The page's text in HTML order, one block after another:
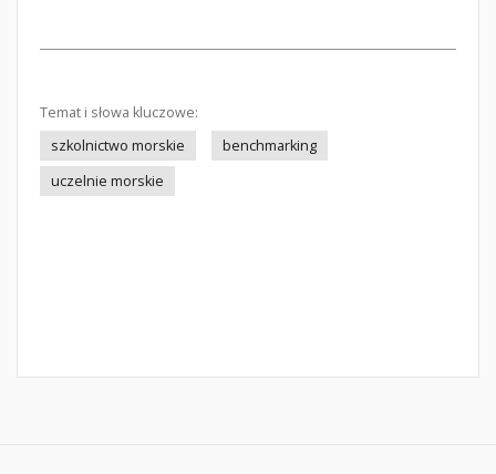
Temat i słowa kluczowe:
szkolnictwo morskie
benchmarking
uczelnie morskie